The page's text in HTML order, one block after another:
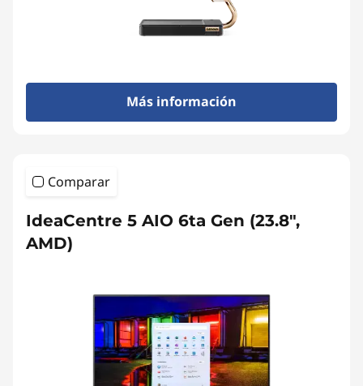
Más información
Comparar
IdeaCentre 5 AIO 6ta Gen (23.8",
AMD)